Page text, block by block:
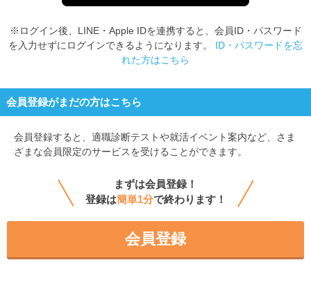
※ログイン後、LINE・Apple IDを連携すると、会員ID・パスワード
を入力せずにログインできるようになります。 ID・パスワードを忘
れた方はこちら
会員登録がまだの方はこちら
会員登録すると、 適職診断テストや就活イベント案内など、さま
ざまな会員限定のサービスを受けることができます。
まずは会員登録！
登録は簡単1分で終わります！
会員登録